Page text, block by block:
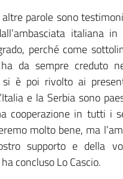
parole sono
italiana
perché come
ha da sempre creduto
si è poi rivolto ai
e la Serbia sono
cooperazione in tutti i
molto bene, ma
supporto e della
concluso Lo Cascio.